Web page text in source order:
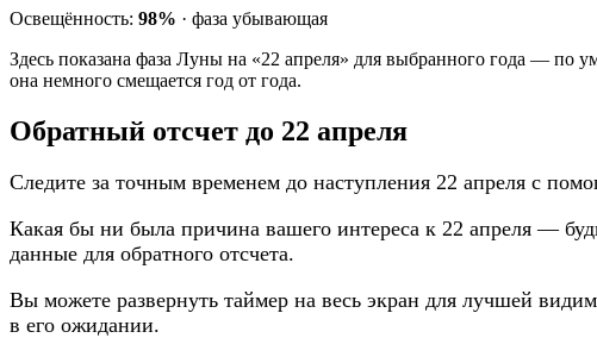
Освещённость: 98% · фаза убывающая
Здесь показана фаза Луны на «22 апреля» для выбранного года — по
она немного смещается год от года.
Обратный отсчет до 22 апреля
Следите за точным временем до наступления 22 апреля с
Какая бы ни была причина вашего интереса к 22 апреля —
данные для обратного отсчета.
Вы можете развернуть таймер на весь экран для лучшей
в его ожидании.